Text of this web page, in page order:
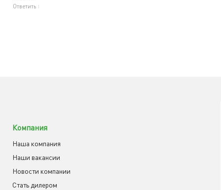
Ответить
Компания
Наша компания
Наши вакансии
Новости компании
Cтать дилером